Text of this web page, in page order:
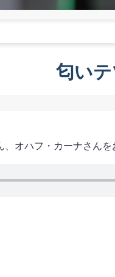
匂い
オハフ・カーナさん